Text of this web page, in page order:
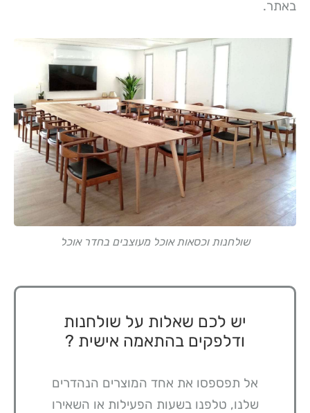
באתר.
שולחנות וכסאות אוכל מעוצבים בחדר אוכל
יש לכם שאלות על שולחנות
ודלפקים בהתאמה אישית ?
אל תפספסו את אחד המוצרים הנהדרים
שלנו, טלפנו בשעות הפעילות או השאירו